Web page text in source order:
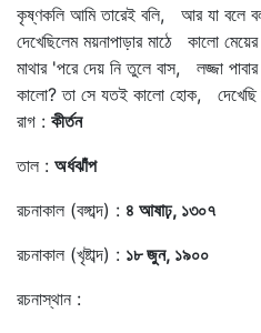
কৃষ্ণকলি আমি তারেই বলি, আর যা বলে
দেখেছিলেম ময়নাপাড়ার মাঠে কালো
মাথার 'পরে দেয় নি তুলে বাস, লজ্জা
কালো? তা সে যতই কালো হোক, দেখেছি
রাগ : কীর্তন
তাল : অর্ধঝাঁপ
রচনাকাল (বঙ্গাব্দ) : ৪ আষাঢ়, ১৩০৭
রচনাকাল (খৃষ্টাব্দ) : ১৮ জুন, ১৯০০
রচনাস্থান :